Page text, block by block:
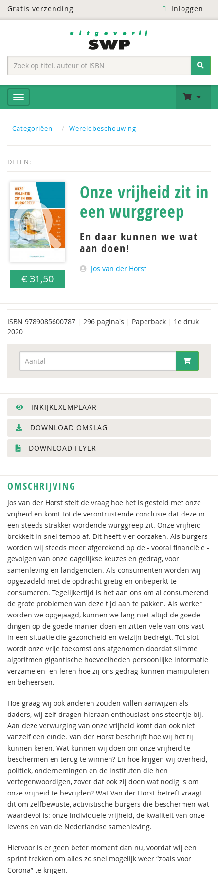
Gratis verzending Inloggen
Categoriëen Wereldbeschouwing
DELEN:
€ 31,50
Onze vrijheid zit in
een wurggreep
En daar kunnen we wat
aan doen!
Jos van der Horst
ISBN 9789085600787 296 pagina's Paperback
1e druk
2020
INKIJKEXEMPLAAR
DOWNLOAD OMSLAG
DOWNLOAD FLYER
OMSCHRIJVING
Jos van der Horst stelt de vraag hoe het is gesteld met onze
vrijheid en komt tot de verontrustende conclusie dat deze in
een steeds strakker wordende wurggreep zit. Onze vrijheid
brokkelt in snel tempo af. Dit heeft vier oorzaken. Als burgers
worden wij steeds meer afgerekend op de - vooral financiële -
gevolgen van onze dagelijkse keuzes en gedrag, voor
samenleving en landgenoten. Als consumenten worden wij
opgezadeld met de opdracht gretig en onbeperkt te
consumeren. Tegelijkertijd is het aan ons om al consumerend
de grote problemen van deze tijd aan te pakken. Als werker
worden we opgejaagd, kunnen we lang niet altijd de goede
dingen op de goede manier doen en zitten vele van ons vast
in een situatie die gezondheid en welzijn bedreigt. Tot slot
wordt onze vrije toekomst ons afgenomen doordat slimme
algoritmen gigantische hoeveelheden persoonlijke informatie
verzamelen en leren hoe zij ons gedrag kunnen manipuleren
en beheersen.
Hoe graag wij ook anderen zouden willen aanwijzen als
daders, wij zelf dragen hieraan enthousiast ons steentje bij.
Aan deze verwurging van onze vrijheid komt dan ook niet
vanzelf een einde. Van der Horst beschrijft hoe wij het tij
kunnen keren. Wat kunnen wij doen om onze vrijheid te
beschermen en terug te winnen? En hoe krijgen wij overheid,
politiek, ondernemingen en de instituten die hen
vertegenwoordigen, zover dat ook zij doen wat nodig is om
onze vrijheid te bevrijden? Wat Van der Horst betreft vraagt
dit om zelfbewuste, activistische burgers die beschermen wat
waardevol is: onze individuele vrijheid, de kwaliteit van onze
levens en van de Nederlandse samenleving.
Hiervoor is er geen beter moment dan nu, voordat wij een
sprint trekken om alles zo snel mogelijk weer “zoals voor
Corona” te krijgen.